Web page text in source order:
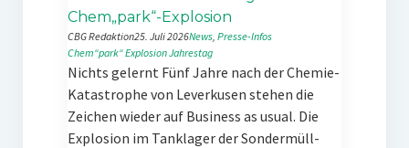
Chem„park“-Explosion
CBG Redaktion25. Juli 2026News, Presse-Infos
Chem“park“ExplosionJahrestag
Nichts gelernt Fünf Jahre nach der Chemie-
Katastrophe von Leverkusen stehen die
Zeichen wieder auf Business as usual. Die
Explosion im Tanklager der Sondermüll-